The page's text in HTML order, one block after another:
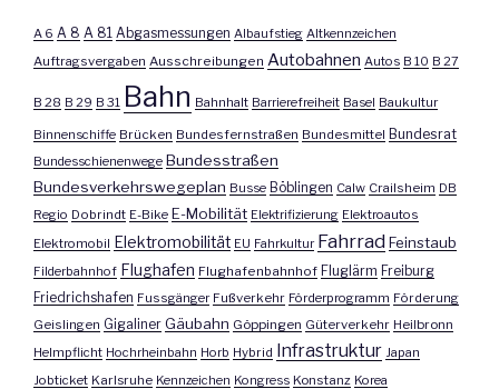
A 6 A 8 A 81 Abgasmessungen Albaufstieg Altkennzeichen
Auftragsvergaben Ausschreibungen Autobahnen Autos B 10 B 27
B 28 B 29 B 31 Bahn Bahnhalt Barrierefreiheit Basel Baukultur
Binnenschiffe Brücken Bundesfernstraßen Bundesmittel Bundesrat
Bundesschienenwege Bundesstraßen
Bundesverkehrswegeplan Busse Böblingen Calw Crailsheim DB
Regio Dobrindt E-Bike E-Mobilität Elektrifizierung Elektroautos
Elektromobil Elektromobilität EU Fahrkultur FahrradFeinstaub
Filderbahnhof Flughafen Flughafenbahnhof Fluglärm Freiburg
Friedrichshafen Fussgänger Fußverkehr Förderprogramm Förderung
Geislingen Gigaliner Gäubahn Göppingen Güterverkehr Heilbronn
Helmpflicht Hochrheinbahn Horb Hybrid Infrastruktur Japan
Jobticket Karlsruhe Kennzeichen Kongress Konstanz Korea